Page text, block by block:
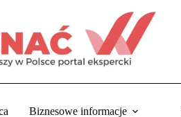
Biznesowe informacje